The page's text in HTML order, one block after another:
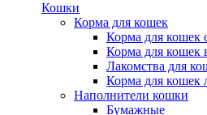
Кошки
Корма для кошек
Корма для кошек
Корма для кошек
Лакомства для
Корма для кошек
Наполнители кошки
Бумажные